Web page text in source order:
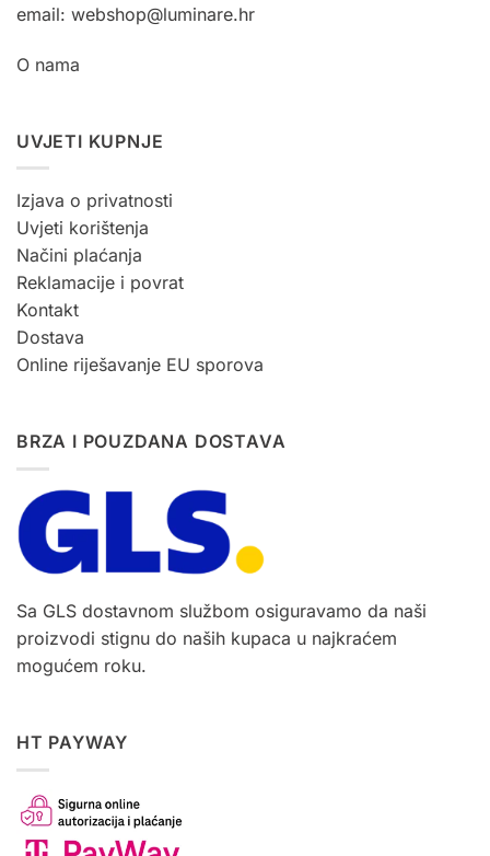
email: webshop@luminare.hr
O nama
UVJETI KUPNJE
Izjava o privatnosti
Uvjeti korištenja
Načini plaćanja
Reklamacije i povrat
Kontakt
Dostava
Online riješavanje EU sporova
BRZA I POUZDANA DOSTAVA
Sa GLS dostavnom službom osiguravamo da naši
proizvodi stignu do naših kupaca u najkraćem
mogućem roku.
HT PAYWAY